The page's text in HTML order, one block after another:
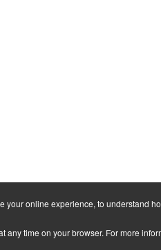
your online experience, to understand
any time on your browser. For more